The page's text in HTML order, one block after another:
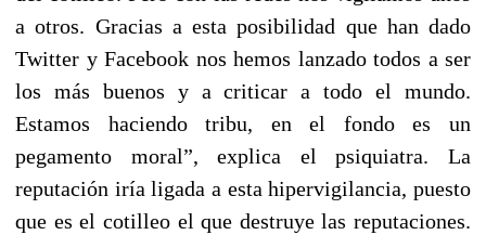
a otros. Gracias a esta posibilidad que han dado
Twitter y Facebook nos hemos lanzado todos a ser
los más buenos y a criticar a todo el mundo.
Estamos haciendo tribu, en el fondo es un
pegamento moral”, explica el psiquiatra. La
reputación iría ligada a esta hipervigilancia, puesto
que es el cotilleo el que destruye las reputaciones.